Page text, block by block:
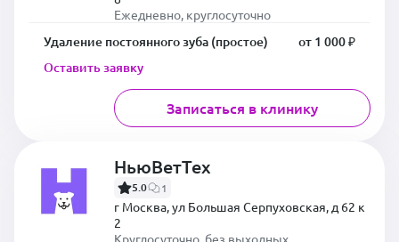
Ежедневно, круглосуточно
Удаление постоянного зуба (простое)
от 1 000 ₽
Оставить заявку
Записаться в клинику
НьюВетТех
5.0 1
г Москва, ул Большая Серпуховская, д 62 к
2
Круглосуточно, без выходных